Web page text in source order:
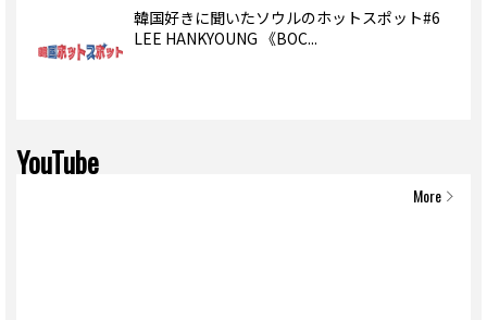
韓国好きに聞いたソウルのホットスポット#6
LEE HANKYOUNG 《BOC...
YouTube
More